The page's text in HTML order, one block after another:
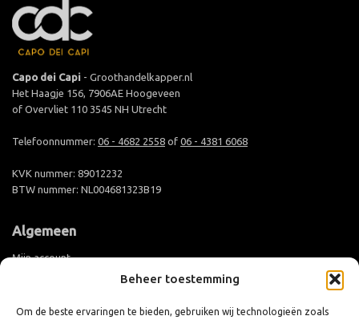
Beheer toestemming
Om de beste ervaringen te bieden, gebruiken wij technologieën zoals
Capo dei Capi - Groothandelkapper.nl
Het Haagje 156, 7906AE Hoogeveen
of Overvliet 110 3545 NH Utrecht
Telefoonnummer: 06 - 4682 2558 of 06 - 4381 6068
KVK nummer: 89012232
BTW nummer: NL004681323B19
Algemeen
Mijn account
Groothandel aanmelden
Levertijd en verzending